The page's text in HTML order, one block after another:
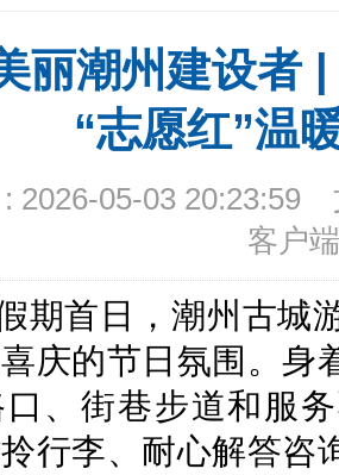
丽潮州建设者
“志愿红”温
2026-05-03 20:23:59
客户端
期首日，潮州古城
庆的节日氛围。身
、街巷步道和服
行李、耐心解答咨